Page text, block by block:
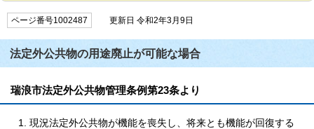
ページ番号1002487 更新日 令和2年3月9日
法定外公共物の用途廃止が可能な場合
瑞浪市法定外公共物管理条例第23条より
現況法定外公共物が機能を喪失し、将来とも機能が回復する